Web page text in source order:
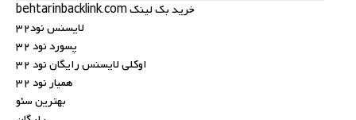
خرید بک لینک behtarinbacklink.com
لایسنس نود32
پسورد نود 32
اوکلی لایسنس رایگان نود 32
همیار نود 32
بهترین سئو